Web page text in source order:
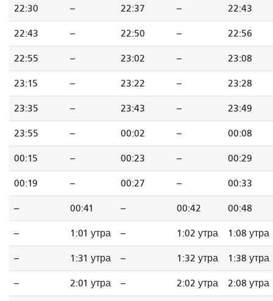
22:30 -- 22:37 -- 22:43
22:43 -- 22:50 -- 22:56
22:55 -- 23:02 -- 23:08
23:15 -- 23:22 -- 23:28
23:35 -- 23:43 -- 23:49
23:55 -- 00:02 -- 00:08
00:15 -- 00:23 -- 00:29
00:19 -- 00:27 -- 00:33
-- 00:41 -- 00:42 00:48
-- 1:01 утра -- 1:02 утра 1:08 утра
-- 1:31 утра -- 1:32 утра 1:38 утра
-- 2:01 утра -- 2:02 утра 2:08 утра